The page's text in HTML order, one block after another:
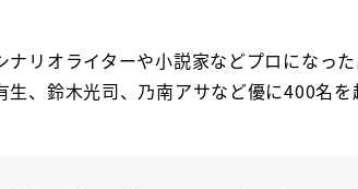
リオライターや小説家などプロになっ
、鈴木光司、乃南アサなど優に400名